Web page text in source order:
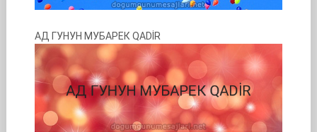
АД ГУНУН МУБАРЕК QADİR